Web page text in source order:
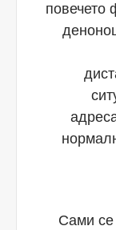
повечето
Сами се